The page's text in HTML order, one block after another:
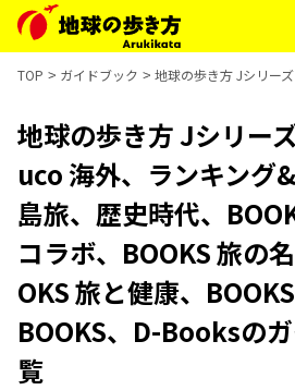
TOP ガイドブック 地球の歩き方 Jシリー
地球の歩き方 Jシリー
uco 海外、ランキング&
島旅、歴史時代、
コラボ、BOOKS 旅の
OKS 旅と健康、
BOOKS、D-Booksの
覧